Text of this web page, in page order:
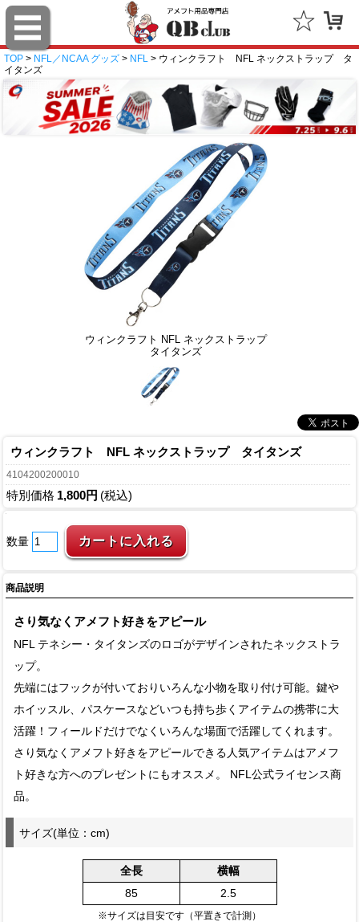
TOP > NFL／NCAA グッズ > NFL > ウィンクラフト NFL ネックストラップ タ
イタンズ
ウィンクラフト NFL ネックストラップ
タイタンズ
ウィンクラフト NFL ネックストラップ タイタンズ
4104200200010
特別価格 1,800円 (税込)
数量
商品説明
さり気なくアメフト好きをアピール
NFL テネシー・タイタンズのロゴがデザインされたネックストラ
ップ。
先端にはフックが付いておりいろんな小物を取り付け可能。鍵や
ホイッスル、パスケースなどいつも持ち歩くアイテムの携帯に大
活躍！フィールドだけでなくいろんな場面で活躍してくれます。
さり気なくアメフト好きをアピールできる人気アイテムはアメフ
ト好きな方へのプレゼントにもオススメ。 NFL公式ライセンス商
品。
サイズ(単位：cm)
全長
横幅
85
2.5
※サイズは目安です（平置きで計測）